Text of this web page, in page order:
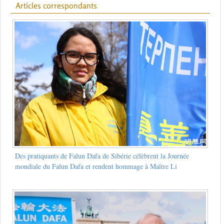
Articles correspondants
Des pratiquants de Falun Dafa de Sibérie célèbrent la Journée
mondiale du Falun Dafa et rendent hommage à Maître Li